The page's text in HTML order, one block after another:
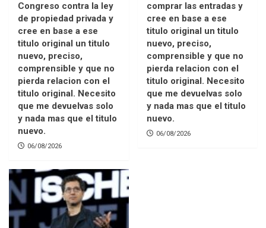
Congreso contra la ley
de propiedad privada y
cree en base a ese
titulo original un titulo
nuevo, preciso,
comprensible y que no
pierda relacion con el
titulo original. Necesito
que me devuelvas solo
y nada mas que el titulo
nuevo.
06/08/2026
comprar las entradas y
cree en base a ese
titulo original un titulo
nuevo, preciso,
comprensible y que no
pierda relacion con el
titulo original. Necesito
que me devuelvas solo
y nada mas que el titulo
nuevo.
06/08/2026